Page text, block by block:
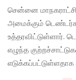
சென்னை
அமைக்கும்
உத்தரவிட்டுள்ளார்.
எழுந்த